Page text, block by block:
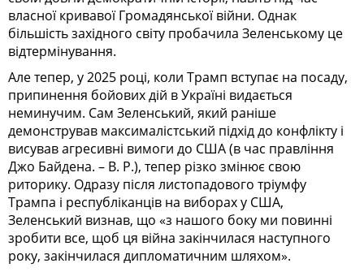
власної кривавої Громадянської війни. Однак
більшість західного світу пробачила Зеленському це
відтермінування.
Але тепер, у 2025 році, коли Трамп вступає на посаду,
припинення бойових дій в Україні видається
неминучим. Сам Зеленський, який раніше
демонстрував максималістський підхід до конфлікту і
висував агресивні вимоги до США (в час правління
Джо Байдена. – В. Р.), тепер різко змінює свою
риторику. Одразу після листопадового тріумфу
Трампа і республіканців на виборах у США,
Зеленський визнав, що «з нашого боку ми повинні
зробити все, щоб ця війна закінчилася наступного
року, закінчилася дипломатичним шляхом».